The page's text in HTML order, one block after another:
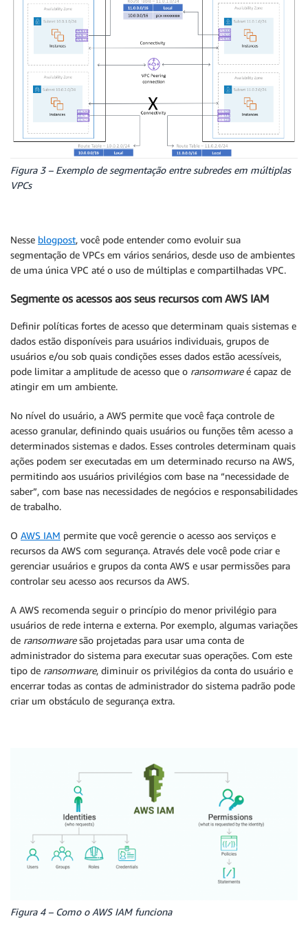
Figura 3 – Exemplo de segmentação entre subredes em múltiplas
VPCs
Nesse blogpost, você pode entender como evoluir sua
segmentação de VPCs em vários senários, desde uso de ambientes
de uma única VPC até o uso de múltiplas e compartilhadas VPC.
Segmente os acessos aos seus recursos com AWS IAM
Definir políticas fortes de acesso que determinam quais sistemas e
dados estão disponíveis para usuários individuais, grupos de
usuários e/ou sob quais condições esses dados estão acessíveis,
pode limitar a amplitude de acesso que o ransomwareé capaz de
atingir em um ambiente.
No nível do usuário, a AWS permite que você faça controle de
acesso granular, definindo quais usuários ou funções têm acesso a
determinados sistemas e dados. Esses controles determinam quais
ações podem ser executadas em um determinado recurso na AWS,
permitindo aos usuários privilégios com base na “necessidade de
saber”, com base nas necessidades de negócios e responsabilidades
de trabalho.
O AWS IAM permite que você gerencie o acesso aos serviços e
recursos da AWS com segurança. Através dele você pode criar e
gerenciar usuários e grupos da conta AWS e usar permissões para
controlar seu acesso aos recursos da AWS.
A AWS recomenda seguir o princípio do menor privilégio para
usuários de rede interna e externa. Por exemplo, algumas variações
de ransomwaresão projetadas para usar uma conta de
administrador do sistema para executar suas operações. Com este
tipo de ransomware, diminuir os privilégios da conta do usuário e
encerrar todas as contas de administrador do sistema padrão pode
criar um obstáculo de segurança extra.
Figura 4 – Como o AWS IAM funciona